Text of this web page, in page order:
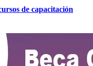
de capacitación